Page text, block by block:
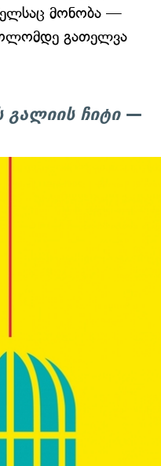
მონობა —
გათელვა
ჩიტი—